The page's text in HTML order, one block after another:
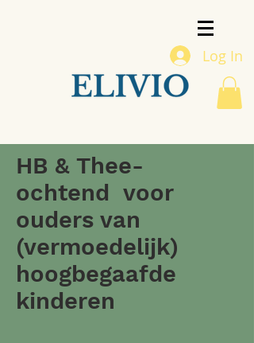
Log In
HB & Thee-
ochtend voor
ouders van
(vermoedelijk)
hoogbegaafde
kinderen